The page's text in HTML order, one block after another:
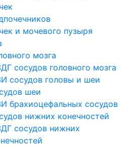
и мочевого пузыря
мозга
сосудов головного мозга
сосудов головы и шеи
шеи
брахиоцефальных сосудов
нижних конечностей
сосудов нижних